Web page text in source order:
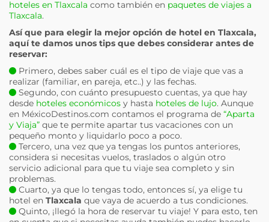
hoteles en Tlaxcala como también en paquetes de viajes a
Tlaxcala.
Así que para elegir la mejor opción de hotel en Tlaxcala,
aquí te damos unos tips que debes considerar antes de
reservar:
Primero, debes saber cuál es el tipo de viaje que vas a
realizar (familiar, en pareja, etc..) y las fechas.
Segundo, con cuánto presupuesto cuentas, ya que hay
desde hoteles económicos y hasta hoteles de lujo. Aunque
en MéxicoDestinos.com contamos el programa de “Aparta
y Viaja” que te permite apartar tus vacaciones con un
pequeño monto y liquidarlo poco a poco.
Tercero, una vez que ya tengas los puntos anteriores,
considera si necesitas vuelos, traslados o algún otro
servicio adicional para que tu viaje sea completo y sin
problemas.
Cuarto, ya que lo tengas todo, entonces sí, ya elige tu
hotel en Tlaxcala que vaya de acuerdo a tus condiciones.
Quinto, ¡llegó la hora de reservar tu viaje! Y para esto, ten